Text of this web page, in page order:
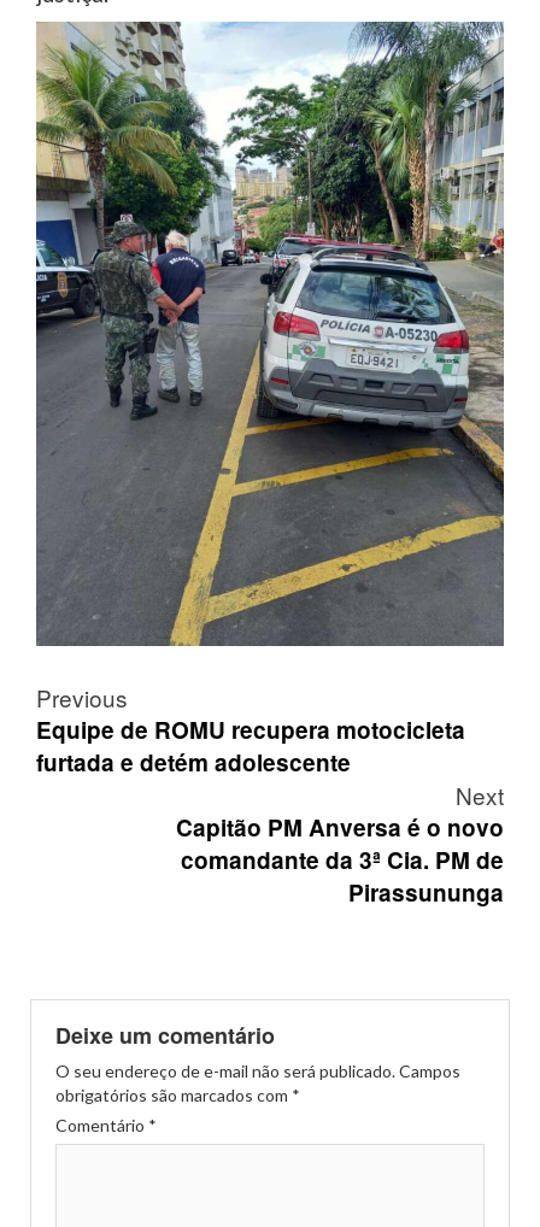
Post
navigation
Previous
Equipe de ROMU recupera motocicleta
furtada e detém adolescente
Next
Capitão PM Anversa é o novo
comandante da 3ª Cia. PM de
Pirassununga
Deixe um comentário
O seu endereço de e-mail não será publicado.Campos
obrigatórios são marcados com *
Comentário *